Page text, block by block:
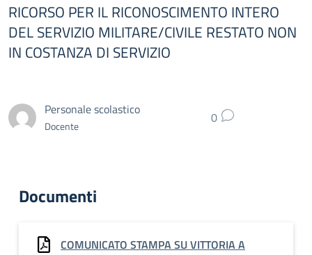
RICORSO PER IL RICONOSCIMENTO INTERO
DEL SERVIZIO MILITARE/CIVILE RESTATO NON
IN COSTANZA DI SERVIZIO
Personale scolastico
Docente 0
Documenti
COMUNICATO STAMPA SU VITTORIA A